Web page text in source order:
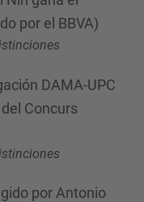
por el BBVA)
DAMA-UPC
Concurs
por Antonio